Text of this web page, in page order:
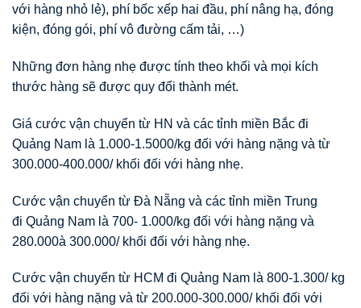
với hàng nhỏ lẻ), phí bốc xếp hai đầu, phí nâng hạ, đóng
kiện, đóng gói, phí vô đường cấm tải, …)
Những đơn hàng nhẹ được tính theo khối và mọi kích
thước hàng sẽ được quy đổi thành mét.
Giá cước vận chuyển từ HN và các tỉnh miền Bắc đi
Quảng Nam là 1.000-1.5000/kg đối với hàng nặng và từ
300.000-400.000/ khối đối với hàng nhẹ.
Cước vận chuyển từ Đà Nẵng và các tỉnh miền Trung
đi Quảng Nam là 700- 1.000/kg đối với hàng nặng và
280.000à 300.000/ khối đối với hàng nhẹ.
Cước vận chuyển từ HCM đi Quảng Nam là 800-1.300/ kg
đối với hàng nặng và từ 200.000-300.000/ khối đối với